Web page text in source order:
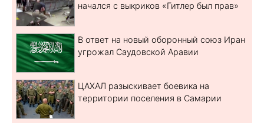
начался с выкриков «Гитлер был прав»
В ответ на новый оборонный союз Иран
угрожал Саудовской Аравии
ЦАХАЛ разыскивает боевика на
территории поселения в Самарии